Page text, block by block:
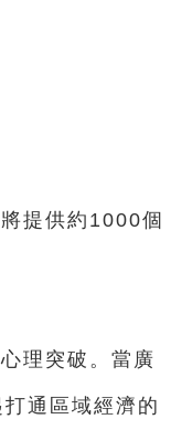
提供約1000個
理突破。當廣
通區域經濟的